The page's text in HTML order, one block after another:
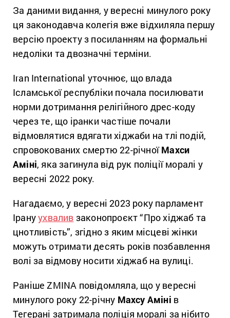
За даними видання, у вересні минулого року
ця законодавча колегія вже відхиляла першу
версію проекту з посиланням на формальні
недоліки та двозначні терміни.
Iran International уточнює, що влада
Ісламської республіки почала посилювати
норми дотримання релігійного дрес-коду
через те, що іранки частіше почали
відмовлятися вдягати хіджаби на тлі подій,
спровокованих смертю 22-річноїМахси
Аміні, яка загинула від рук поліції моралі у
вересні 2022 року.
Нагадаємо, у вересні 2023 року парламент
Ірануухвалив законопроєкт “Про хіджаб та
цнотливість”, згідно з яким місцеві жінки
можуть отримати десять років позбавлення
волі за відмову носити хіджаб на вулиці.
Раніше ZMINA повідомляла, що у вересні
минулого року 22-річну Махсу Аміні в
Тегерані затримала поліція моралі за нібито